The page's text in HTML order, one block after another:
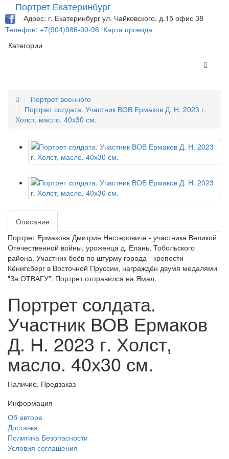
Портрет Екатеринбург
Адрес: г. Екатеринбург ул. Чайковского, д.15 офис 38
Телефон: +7(904)986-00-96 Карта проезда
Категории
Портрет военного
Портрет солдата. Участник ВОВ Ермаков Д. Н. 2023 г.
Холст, масло. 40х30 см.
Описание
Портрет Ермакова Дмитрия Нестеровича - участника Великой
Отечественной войны, уроженца д. Елань, Тобольского
района. Участник боёв по штурму города - крепости
Кёнигсберг в Восточной Пруссии, награждён двумя медалями
"За ОТВАГУ". Портрет отправился на Ямал.
Портрет солдата.
Участник ВОВ Ермаков
Д. Н. 2023 г. Холст,
масло. 40х30 см.
Наличие: Предзаказ
Информация
Об авторе
Доставка
Политика Безопасности
Условия соглашения